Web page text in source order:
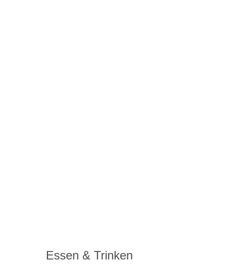
Essen & Trinken